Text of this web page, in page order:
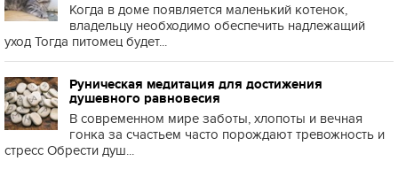
Когда в доме появляется маленький котенок,
владельцу необходимо обеспечить надлежащий
уход Тогда питомец будет...
Руническая медитация для достижения
душевного равновесия
В современном мире заботы, хлопоты и вечная
гонка за счастьем часто порождают тревожность и
стресс Обрести душ...